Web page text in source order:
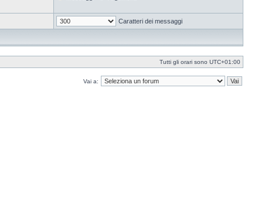
Caratteri dei messaggi
Tutti gli orari sono UTC+01:00
Vai a: